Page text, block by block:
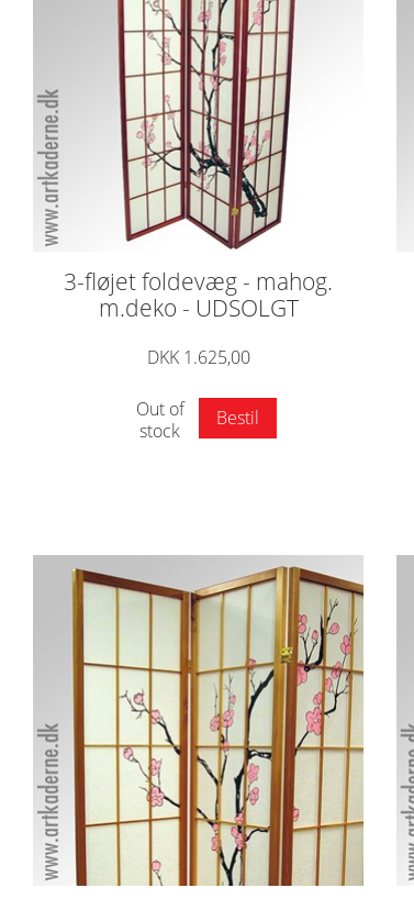
3-fløjet foldevæg - mahog.
m.deko - UDSOLGT
DKK 1.625,00
Out of
stock
Bestil